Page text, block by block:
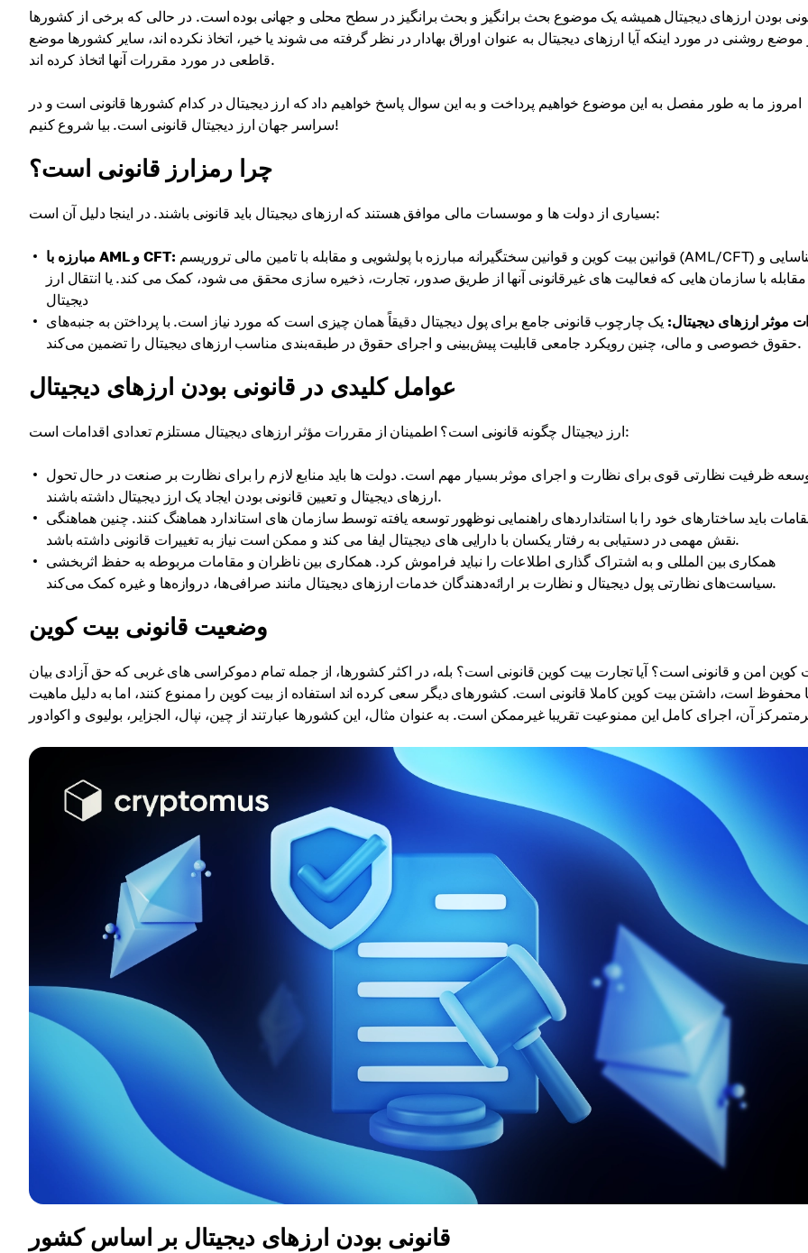
بودن ارزهای دیجیتال همیشه یک موضوع بحث برانگیز و بحث برانگیز در سطح محلی و جهانی بوده است. در حالی که برخی از کشورها
موضع روشنی در مورد اینکه آیا ارزهای دیجیتال به عنوان اوراق بهادار در نظر گرفته می شوند یا خیر، اتخاذ نکرده اند، سایر کشورها موضع
قاطعی در مورد مقررات آنها اتخاذ کرده اند.
امروز ما به طور مفصل به این موضوع خواهیم پرداخت و به این سوال پاسخ خواهیم داد که ارز دیجیتال در کدام کشورها قانونی است و در
سراسر جهان ارز دیجیتال قانونی است. بیا شروع کنیم!
چرا رمزارز قانونی است؟
بسیاری از دولت ها و موسسات مالی موافق هستند که ارزهای دیجیتال باید قانونی باشند. در اینجا دلیل آن است:
مبارزه با AML و CFT:
مقابله با سازمان هایی که فعالیت های غیرقانونی آنها از طریق صدور، تجارت، ذخیره سازی محقق می شود، کمک می کند. یا انتقال ارز
دیجیتال
موثر ارزهای دیجیتال: یک چارچوب قانونی جامع برای پول دیجیتال دقیقاً همان چیزی است که مورد نیاز است. با پرداختن به جنبه‌های
حقوق خصوصی و مالی، چنین رویکرد جامعی قابلیت پیش‌بینی و اجرای حقوق در طبقه‌بندی مناسب ارزهای دیجیتال را تضمین می‌کند.
عوامل کلیدی در قانونی بودن ارزهای دیجیتال
ارز دیجیتال چگونه قانونی است؟ اطمینان از مقررات مؤثر ارزهای دیجیتال مستلزم تعدادی اقدامات است:
ظرفیت نظارتی قوی برای نظارت و اجرای موثر بسیار مهم است. دولت ها باید منابع لازم را برای نظارت بر صنعت در حال تحول
ارزهای دیجیتال و تعیین قانونی بودن ایجاد یک ارز دیجیتال داشته باشند.
باید ساختارهای خود را با استانداردهای راهنمایی نوظهور توسعه یافته توسط سازمان های استاندارد هماهنگ کنند. چنین هماهنگی
نقش مهمی در دستیابی به رفتار یکسان با دارایی های دیجیتال ایفا می کند و ممکن است نیاز به تغییرات قانونی داشته باشد.
همکاری بین المللی و به اشتراک گذاری اطلاعات را نباید فراموش کرد. همکاری بین ناظران و مقامات مربوطه به حفظ اثربخشی
سیاست‌های نظارتی پول دیجیتال و نظارت بر ارائه‌دهندگان خدمات ارزهای دیجیتال مانند صرافی‌ها، دروازه‌ها و غیره کمک می‌کند.
وضعیت قانونی بیت کوین
کوین امن و قانونی است؟ آیا تجارت بیت کوین قانونی است؟ بله، در اکثر کشورها، از جمله تمام دموکراسی های غربی که حق آزادی بیان
محفوظ است، داشتن بیت کوین کاملا قانونی است. کشورهای دیگر سعی کرده اند استفاده از بیت کوین را ممنوع کنند، اما به دلیل ماهیت
قانونی بودن ارزهای دیجیتال بر اساس کشور